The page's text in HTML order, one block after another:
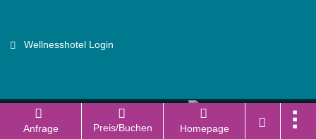
Anfrage Preis/Buchen Homepage
Wellnesshotel Login
Branchenportal Software made in Germany
Aktuelle Version: 14.13.0